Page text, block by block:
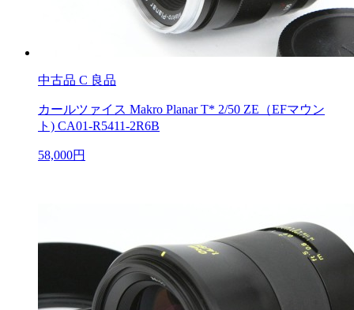
中古品 C 良品
カールツァイス Makro Planar T* 2/50 ZE（EFマウン
ト) CA01-R5411-2R6B
58,000円